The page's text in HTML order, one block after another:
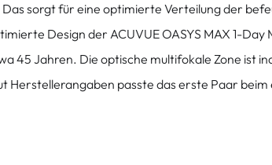
sorgt für eine optimierte Verteilung der
Design der ACUVUE OASYS MAX 1-
45 Jahren. Die optische multifokale Zone ist
passte das erste Paar